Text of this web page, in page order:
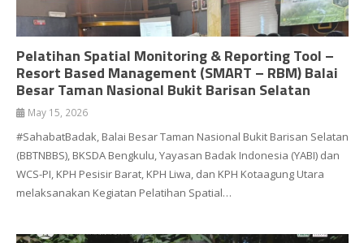
Pelatihan Spatial Monitoring & Reporting Tool –
Resort Based Management (SMART – RBM) Balai
Besar Taman Nasional Bukit Barisan Selatan
May 15, 2026
#SahabatBadak, Balai Besar Taman Nasional Bukit Barisan Selatan
(BBTNBBS), BKSDA Bengkulu, Yayasan Badak Indonesia (YABI) dan
WCS-PI, KPH Pesisir Barat, KPH Liwa, dan KPH Kotaagung Utara
melaksanakan Kegiatan Pelatihan Spatial…